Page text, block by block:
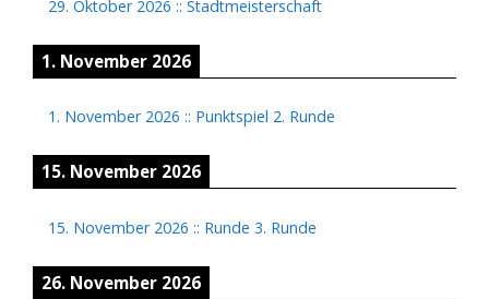
29. Oktober 2026 :: Stadtmeisterschaft
1. November 2026
1. November 2026 :: Punktspiel 2. Runde
15. November 2026
15. November 2026 :: Runde 3. Runde
26. November 2026